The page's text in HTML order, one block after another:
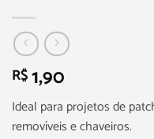
R$1,90
Ideal para projetos de
removíveis e chaveiros.